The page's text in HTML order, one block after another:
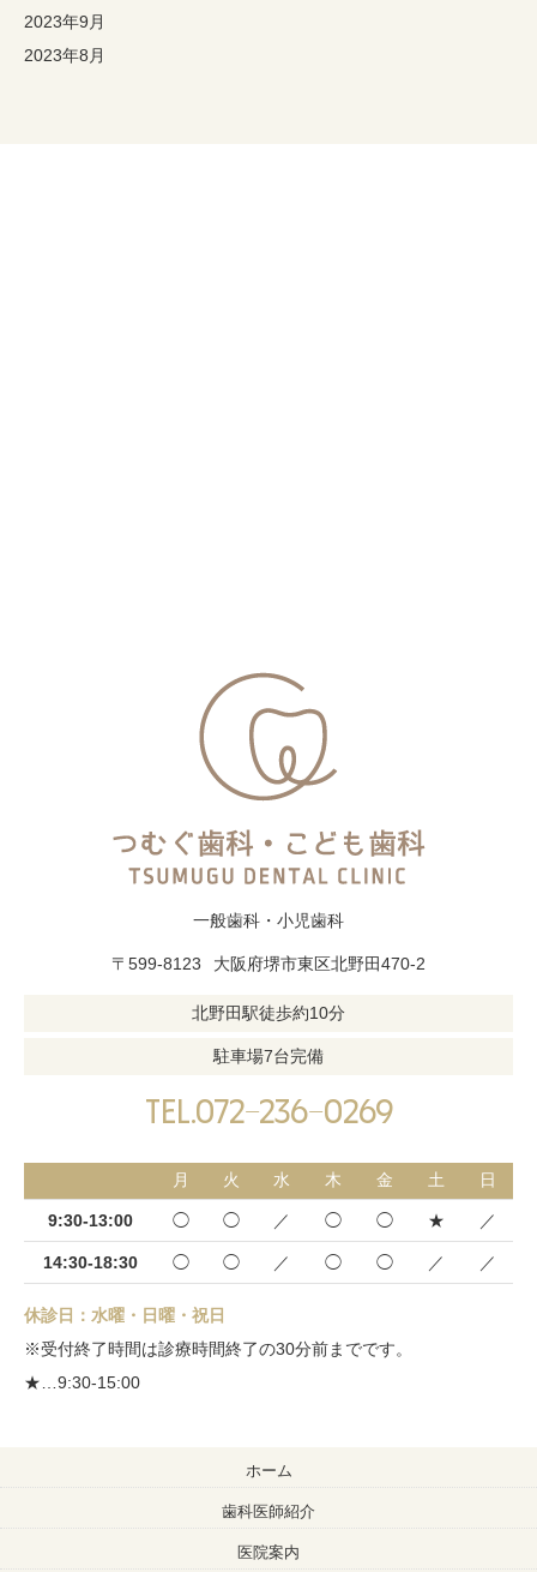
2023年9月
2023年8月
一般歯科・小児歯科
〒599-8123 大阪府堺市東区北野田470-2
北野田駅徒歩約10分
駐車場7台完備
tel.072-236-0269
月 火 水 木 金 土 日
9:30-13:00 ◯ ◯ ／ ◯ ◯ ★ ／
14:30-18:30 ◯ ◯ ／ ◯ ◯ ／ ／
休診日：水曜・日曜・祝日
※受付終了時間は診療時間終了の30分前までです。
★…9:30-15:00
ホーム
歯科医師紹介
医院案内